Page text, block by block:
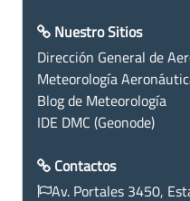
Nuestro Sitios
Dirección General de
Meteorología
Blog de Meteorología
IDE DMC (Geonode)
Contactos
Av. Portales 3450,